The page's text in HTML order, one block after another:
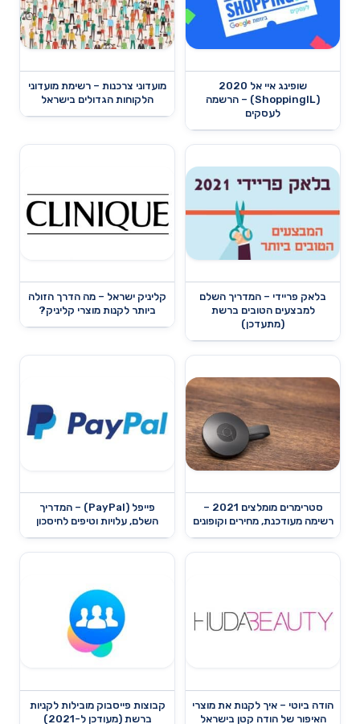
שופינג איי אל 2020
(ShoppingIL) – הרשמה
לעסקים
מועדוני צרכנות – רשימת מועדוני
הלקוחות הגדולים בישראל
בלאק פריידי – המדריך השלם
למבצעים הטובים ברשת
(מתעדכן)
קליניק ישראל – מה הדרך הזולה
ביותר לקנות מוצרי קליניק?
סטרימרים מומלצים 2021 –
רשימה מעודכנת, מחירים וקופונים
פייפל (PayPal) – המדריך
השלם, עלויות וטיפים לחיסכון
הודה ביוטי – איך לקנות את מוצרי
האיפור של הודה קטן בישראל
קבוצות פייסבוק מובילות לקניות
ברשת (מעודכן ל-2021)